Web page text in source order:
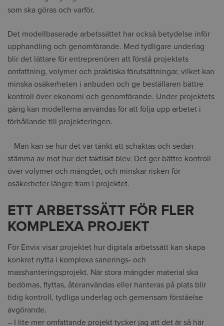
som ska göras och varför.
Det modellbaserade arbetssättet har också betydelse inför
upphandling och genomförande. Med tydligare underlag
blir det lättare för entreprenören att förstå projektets
omfattning, volymer och praktiska förutsättningar, vilket kan
minska osäkerheten i anbuden och ge beställaren bättre
kontroll över ekonomi och genomförande. Under projektets
gång kan modellerna användas för att följa upp arbetet i
förhållande till projekteringen.
– Man kan se hur det var tänkt att schaktas och sedan
stämma av mot hur det faktiskt blev. Det ger bättre kontroll
över volymer och mängder, och minskar risken för
osäkerheter längre fram i projektet.
ETT ARBETSSÄTT FÖR FLER
KOMPLEXA PROJEKT
För Envix visar projektet hur digitala arbetssätt kan skapa
konkret nytta i komplexa sanerings- och
masshanteringsprojekt. När stora mängder material ska
bedömas, flyttas, återanvändas eller hanteras på plats blir
tidig kontroll, tydliga underlag och gemensam förståelse
avgörande.
– I lite mer omfattande projekt tycker jag att det är så här